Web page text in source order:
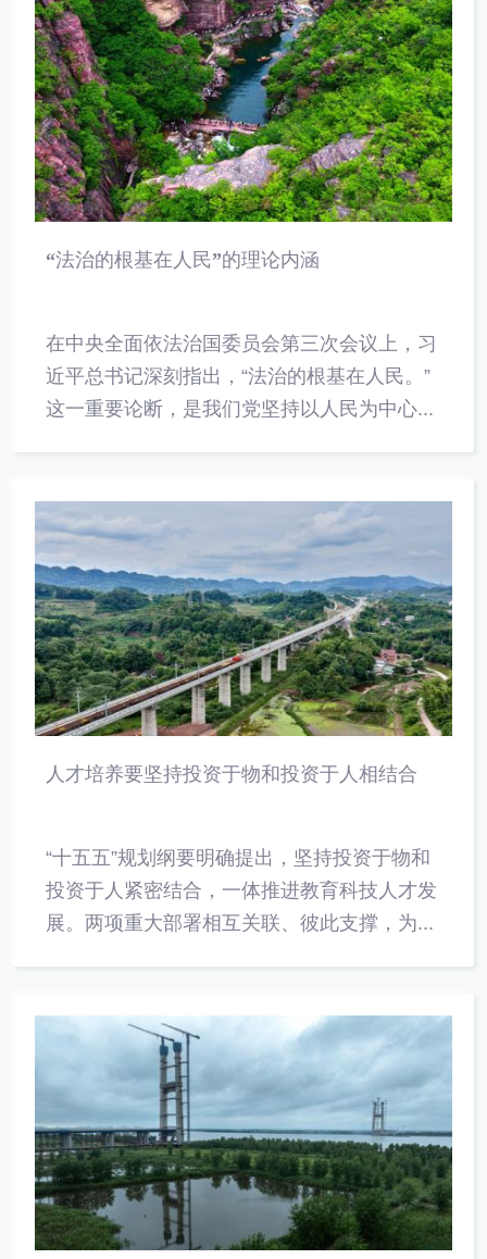
“法治的根基在人民”的理论内涵
在中央全面依法治国委员会第三次会议上，习
近平总书记深刻指出，“法治的根基在人民。”
这一重要论断，是我们党坚持以人民为中心...
人才培养要坚持投资于物和投资于人相结合
“十五五”规划纲要明确提出，坚持投资于物和
投资于人紧密结合，一体推进教育科技人才发
展。两项重大部署相互关联、彼此支撑，为...